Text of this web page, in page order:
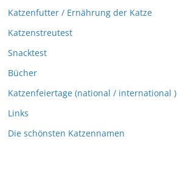
Katzenfutter / Ernährung der Katze
Katzenstreutest
Snacktest
Bücher
Katzenfeiertage (national / international )
Links
Die schönsten Katzennamen